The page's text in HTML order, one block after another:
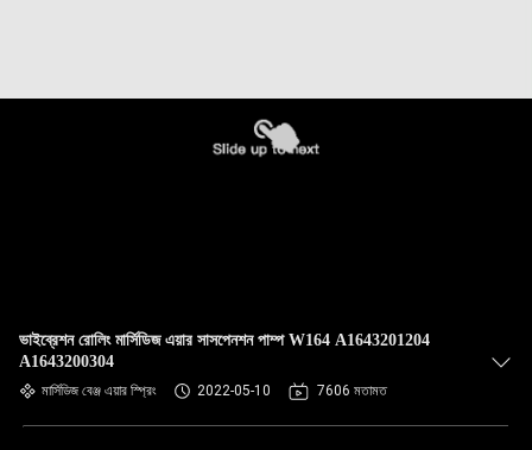
ভাইব্রেশন রোলিং মার্সিডিজ এয়ার সাসপেনশন পাম্প W164 A1643201204
A1643200304
মার্সিডিজ বেঞ্জ এয়ার স্প্রিং 2022-05-10 7606 মতামত